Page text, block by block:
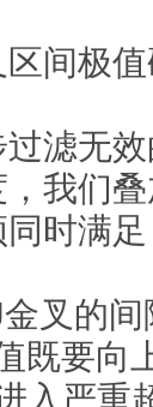
间极
滤无
我们
时满足
叉的
既要向
入严重